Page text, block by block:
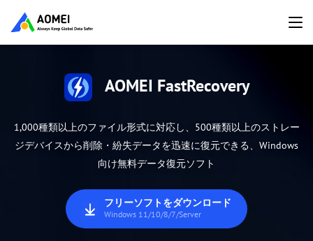
AOMEI FastRecovery
1,000種類以上のファイル形式に対応し、500種類以上のストレー
ジデバイスから削除・紛失データを迅速に復元できる、Windows
向け無料データ復元ソフト
フリーソフトをダウンロード
Windows 11/10/8/7/Server